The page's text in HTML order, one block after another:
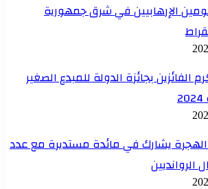
الإرهابيين في شرق جمهورية
الفائزين بجائزة الدولة للمبدع الصغير
والهجرة يشارك في مائدة مستديرة مع عدد
الروانديين